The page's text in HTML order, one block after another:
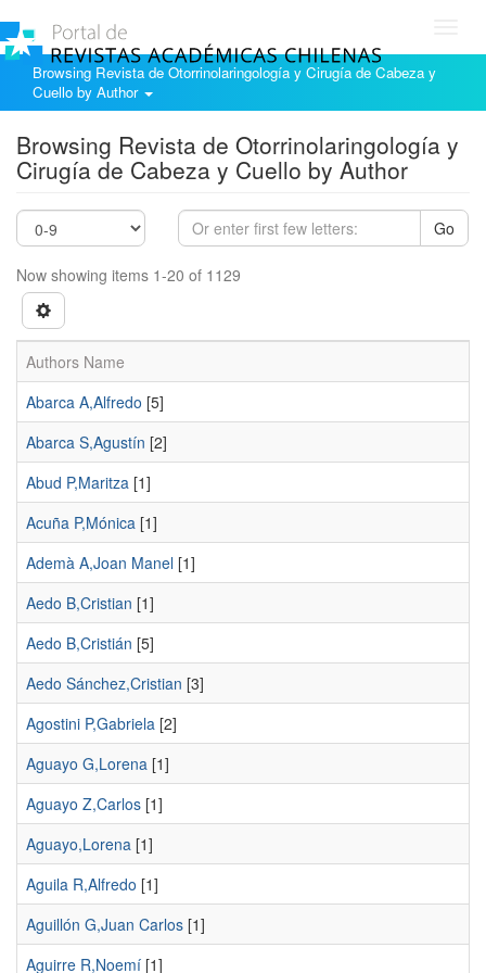
Browsing Revista de Otorrinolaringología y Cirugía de Cabeza y
Cuello by Author
Browsing Revista de Otorrinolaringología y
Cirugía de Cabeza y Cuello by Author
Go
Now showing items 1-20 of 1129
Authors Name
Abarca A,Alfredo [5]
Abarca S,Agustín [2]
Abud P,Maritza [1]
Acuña P,Mónica [1]
Ademà A,Joan Manel [1]
Aedo B,Cristian [1]
Aedo B,Cristián [5]
Aedo Sánchez,Cristian [3]
Agostini P,Gabriela [2]
Aguayo G,Lorena [1]
Aguayo Z,Carlos [1]
Aguayo,Lorena [1]
Aguila R,Alfredo [1]
Aguillón G,Juan Carlos [1]
Aguirre R,Noemí [1]